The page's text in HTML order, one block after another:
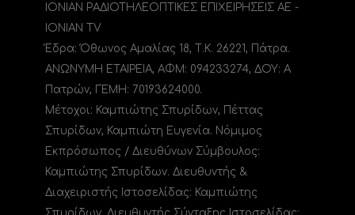
ΙΟΝΙΑΝ ΡΑΔΙΟΤΗΛΕΟΠΤΙΚΕΣ ΕΠΙΧΕΙΡΗΣΕΙΣ ΑΕ -
IONIAN TV
Έδρα: Όθωνος Αμαλίας 18, Τ.Κ. 26221, Πάτρα.
ΑΝΩΝΥΜΗ ΕΤΑΙΡΕΙΑ, ΑΦΜ: 094233274, ΔΟΥ: A
Πατρών, ΓΕΜΗ: 70193624000.
Μέτοχοι: Καμπιώτης Σπυρίδων, Πέττας
Σπυρίδων, Καμπιώτη Ευγενία. Νόμιμος
Εκπρόσωπος / Διευθύνων Σύμβουλος:
Καμπιώτης Σπυρίδων. Διευθυντής &
Διαχειριστής Ιστοσελίδας: Καμπιώτης